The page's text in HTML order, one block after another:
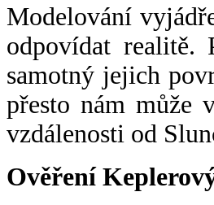
Modelování
odpovídat realitě.
samotný jejich
přesto nám může
vzdálenosti od
Ověření